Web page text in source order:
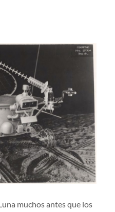
muchos antes que los